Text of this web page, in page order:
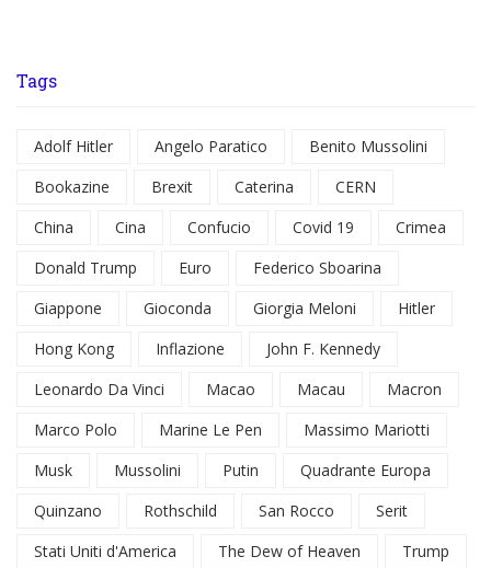
Tags
Adolf Hitler Angelo Paratico
Benito Mussolini
Bookazine
Brexit Caterina
CERN
China
Cina Confucio Covid 19
Crimea
Donald Trump
Euro
Federico Sboarina
Giappone
Gioconda Giorgia Meloni
Hitler
Hong Kong
Inflazione
John F. Kennedy
Leonardo Da Vinci
Macao Macau
Macron
Marco Polo
Marine Le Pen
Massimo Mariotti
Musk
Mussolini Putin
Quadrante Europa
Quinzano
Rothschild San Rocco
Serit
Stati Uniti d'America
The Dew of Heaven
Trump